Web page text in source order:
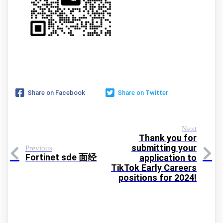
Share on Facebook Share on Twitter
Previous
Fortinet sde 面经
Next
Thank you for
submitting your
application to
TikTok Early Careers
positions for 2024!​